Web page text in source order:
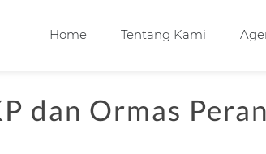
Home Tentang Kami
dan Ormas